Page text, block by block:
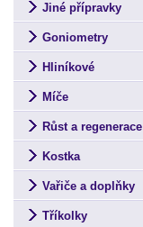
Jiné přípravky
Goniometry
Hliníkové
Míče
Růst a regenerace
Kostka
Vařiče a doplňky
Tříkolky